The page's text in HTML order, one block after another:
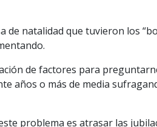
de natalidad que tuvieron los
de factores para
años o más de media
problema es atrasar las